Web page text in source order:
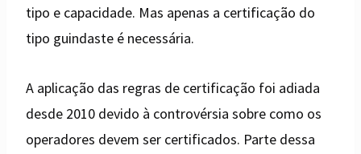
tipo e capacidade. Mas apenas a certificação do
tipo guindaste é necessária.
A aplicação das regras de certificação foi adiada
desde 2010 devido à controvérsia sobre como os
operadores devem ser certificados. Parte dessa